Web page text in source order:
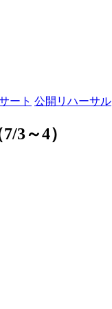
ート 公開リハーサル
3～4）